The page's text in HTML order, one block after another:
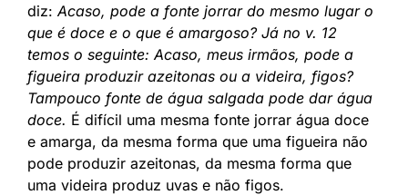
diz: Acaso, pode a fonte jorrar do mesmo lugar o
que é doce e o que é amargoso? Já no v. 12
temos o seguinte: Acaso, meus irmãos, pode a
figueira produzir azeitonas ou a videira, figos?
Tampouco fonte de água salgada pode dar água
doce. É difícil uma mesma fonte jorrar água doce
e amarga, da mesma forma que uma figueira não
pode produzir azeitonas, da mesma forma que
uma videira produz uvas e não figos.